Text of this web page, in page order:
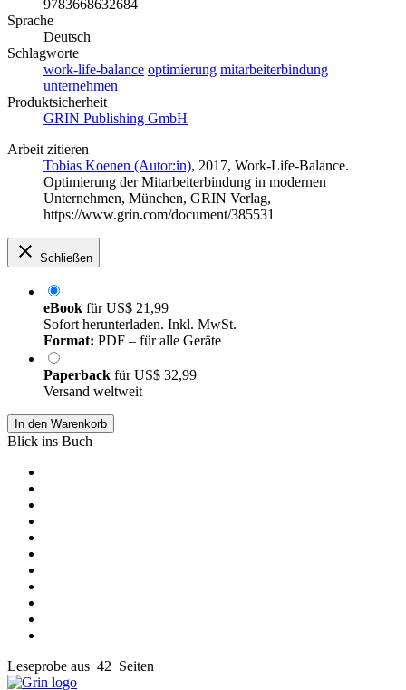
9783668632684
Sprache
Deutsch
Schlagworte
work-life-balance optimierung mitarbeiterbindung
unternehmen
Produktsicherheit
GRIN Publishing GmbH
Arbeit zitieren
Tobias Koenen (Autor:in), 2017, Work-Life-Balance.
Optimierung der Mitarbeiterbindung in modernen
Unternehmen, München, GRIN Verlag,
https://www.grin.com/document/385531
Schließen
eBook fürUS$ 21,99
Sofort herunterladen. Inkl. MwSt.
Format: PDF – für alle Geräte
Paperback fürUS$ 32,99
Versand weltweit
In den Warenkorb
Blick ins Buch
Leseprobe aus 42 Seiten